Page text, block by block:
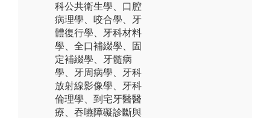
科公共衛生學、口腔
病理學、咬合學、牙
體復行學、牙科材料
學、全口補綴學、固
定補綴學、牙髓病
學、牙周病學、牙科
放射線影像學、牙科
倫理學、到宅牙醫醫
療、吞嚥障礙診斷與